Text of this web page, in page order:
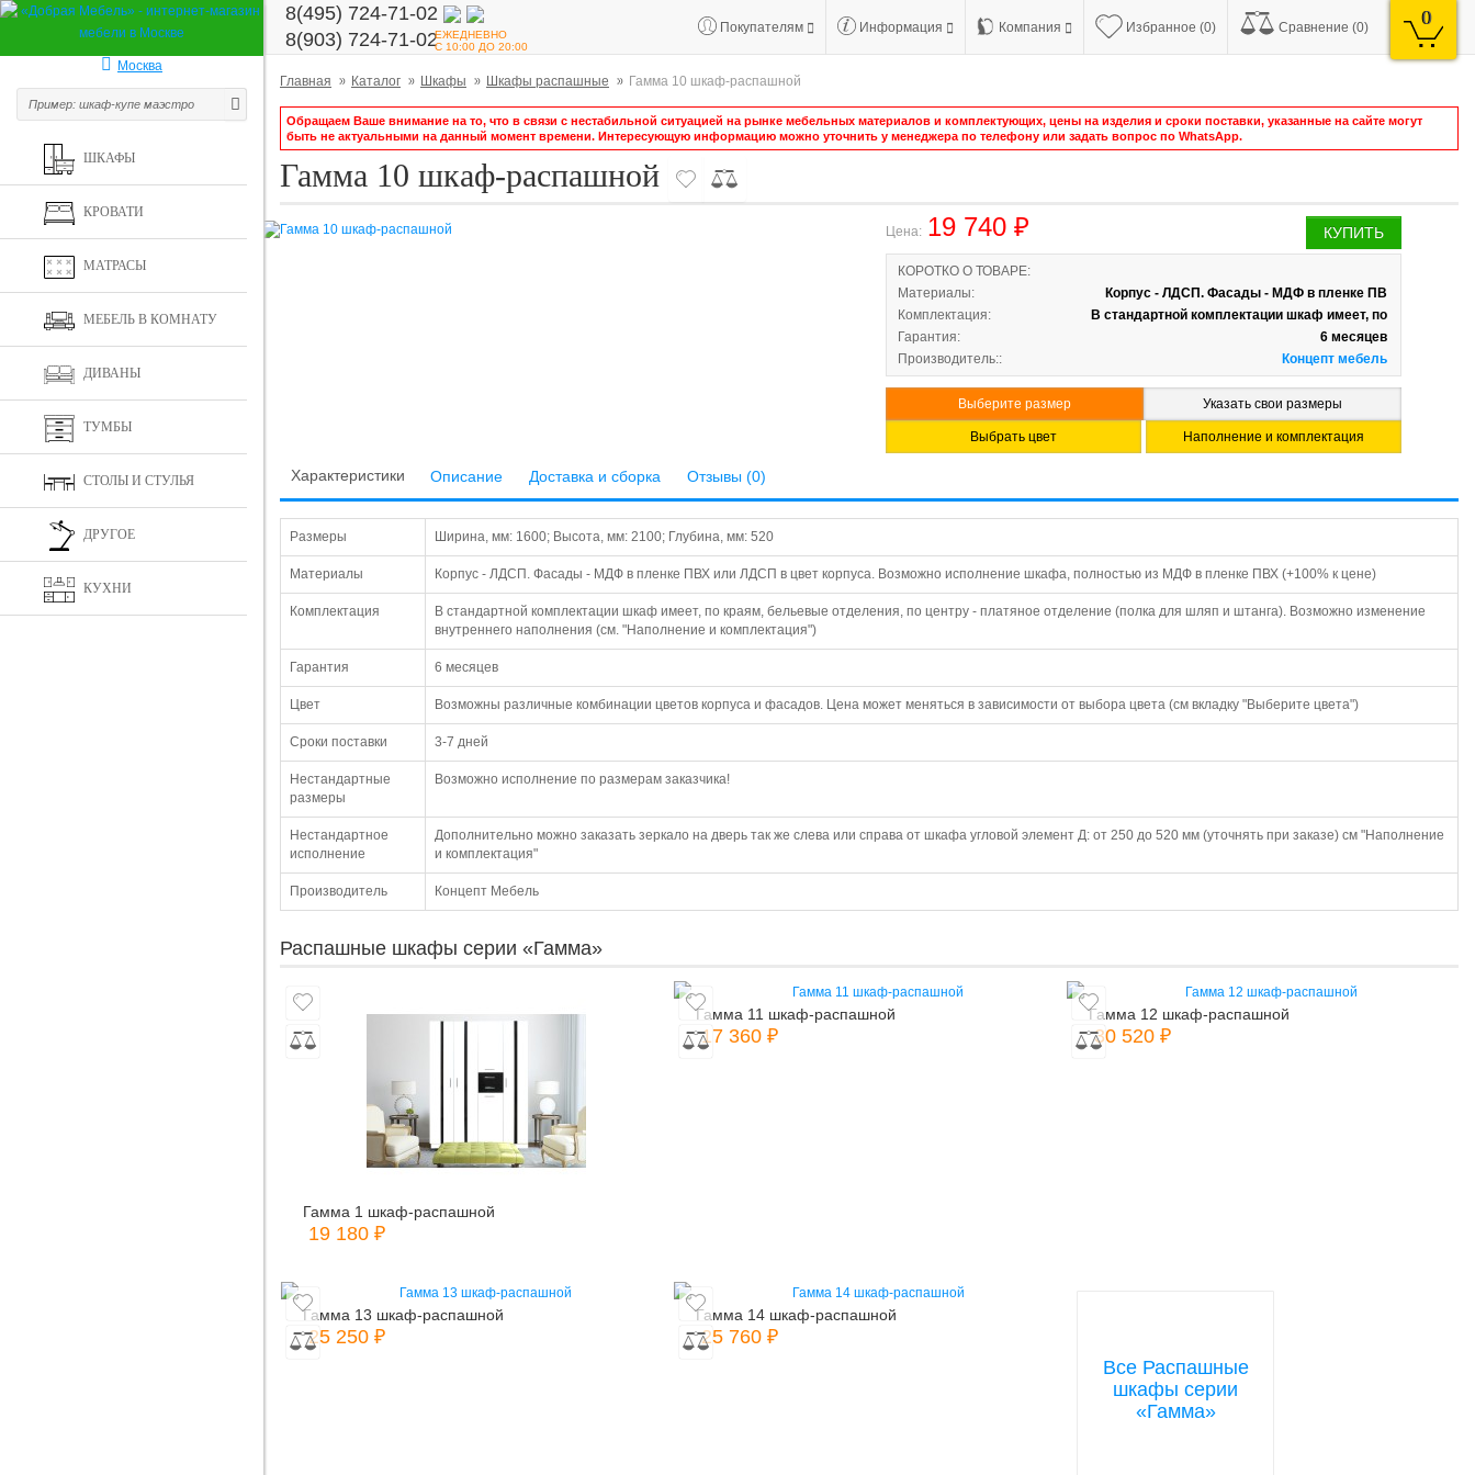
8(495) 724-71-02
8(903) 724-71-02ЕЖЕДНЕВНО
С 10:00 ДО 20:00
Покупателям Информация Компания Избранное (0) Сравнение (0) 0
Москва
ШКАФЫ
КРОВАТИ
МАТРАСЫ
МЕБЕЛЬ В КОМНАТУ
ДИВАНЫ
ТУМБЫ
СТОЛЫ И СТУЛЬЯ
ДРУГОЕ
КУХНИ
Главная Каталог Шкафы Шкафы распашные Гамма 10 шкаф-распашной
Обращаем Ваше внимание на то, что в связи с нестабильной ситуацией на рынке мебельных материалов и комплектующих, цены на изделия и сроки поставки, указанные на сайте могут
быть не актуальными на данный момент времени. Интересующую информацию можно уточнить у менеджера по телефону или задать вопрос по WhatsApp.
Гамма 10 шкаф-распашной
КУПИТЬ
Цена: 19 740 ₽
КОРОТКО О ТОВАРЕ:
Материалы:
Корпус - ЛДСП. Фасады - МДФ в пленке ПВ
Комплектация:
В стандартной комплектации шкаф имеет, по
Гарантия:
6 месяцев
Производитель::
Концепт мебель
Выберите размер Указать свои размеры
Выбрать цвет Наполнение и комплектация
Характеристики Описание Доставка и сборка Отзывы (0)
Размеры Ширина, мм: 1600; Высота, мм: 2100; Глубина, мм: 520
Материалы Корпус - ЛДСП. Фасады - МДФ в пленке ПВХ или ЛДСП в цвет корпуса. Возможно исполнение шкафа, полностью из МДФ в пленке ПВХ (+100% к цене)
Комплектация
В стандартной комплектации шкаф имеет, по краям, бельевые отделения, по центру - платяное отделение (полка для шляп и штанга). Возможно изменение
внутреннего наполнения (см. "Наполнение и комплектация")
Гарантия 6 месяцев
Цвет Возможны различные комбинации цветов корпуса и фасадов. Цена может меняться в зависимости от выбора цвета (см вкладку "Выберите цвета")
Сроки поставки 3-7 дней
Нестандартные
размеры
Возможно исполнение по размерам заказчика!
Нестандартное
исполнение
Дополнительно можно заказать зеркало на дверь так же слева или справа от шкафа угловой элемент Д: от 250 до 520 мм (уточнять при заказе) см "Наполнение
и комплектация"
Производитель Концепт Мебель
Распашные шкафы серии «Гамма»
Гамма 1 шкаф-распашной
19 180 ₽
Гамма 11 шкаф-распашной
17 360 ₽
Гамма 12 шкаф-распашной
30 520 ₽
Гамма 13 шкаф-распашной
25 250 ₽
Гамма 14 шкаф-распашной
25 760 ₽
Все Распашные
шкафы серии
«Гамма»